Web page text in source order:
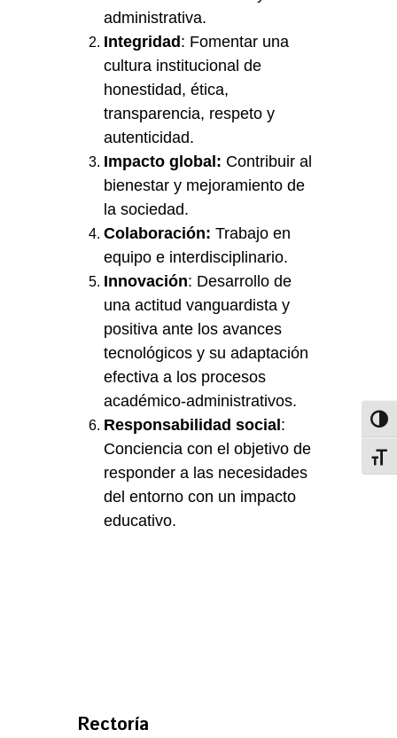
administrativa.
Integridad : Fomentar una
cultura institucional de
honestidad, ética,
transparencia, respeto y
autenticidad.
Impacto global: Contribuir al
bienestar y mejoramiento de
la sociedad.
Colaboración: Trabajo en
equipo e interdisciplinario.
Innovación: Desarrollo de
una actitud vanguardista y
positiva ante los avances
tecnológicos y su adaptación
efectiva a los procesos
académico-administrativos.
Responsabilidad social :
Conciencia con el objetivo de
responder a las necesidades
del entorno con un impacto
educativo.
Rectoría